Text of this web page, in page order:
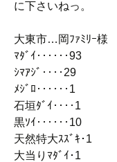
に下さいねっ。
大東市…岡ﾌｧﾐﾘｰ様
ﾏﾀﾞｲ‥‥‥93
ｼﾏｱｼﾞ‥‥29
ﾒｼﾞﾛ‥‥‥1
石垣ﾀﾞｲ‥‥1
黒ｿｲ‥‥‥10
天然特大ｽｽﾞｷ･1
大当りﾏﾀﾞｲ･1